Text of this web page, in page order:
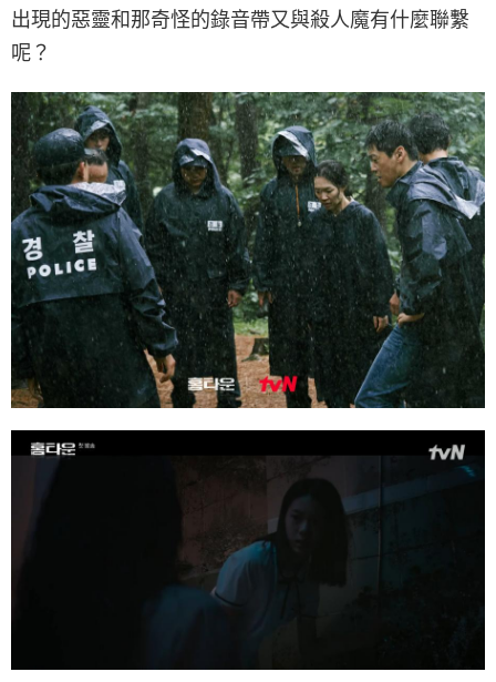
出現的惡靈和那奇怪的錄音帶又與殺人魔有什麼聯繫
呢？